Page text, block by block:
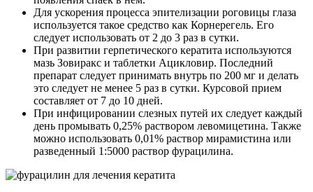
Для ускорения процесса эпителизации роговицы глаза
используется такое средство как Корнерегель. Его
следует использовать от 2 до 3 раз в сутки.
При развитии герпетического кератита используются
мазь Зовиракс и таблетки Ацикловир. Последний
препарат следует принимать внутрь по 200 мг и делать
это следует не менее 5 раз в сутки. Курсовой прием
составляет от 7 до 10 дней.
При инфицировании слезных путей их следует каждый
день промывать 0,25% раствором левомицетина. Также
можно использовать 0,01% раствор мирамистина или
разведенный 1:5000 раствор фурацилина.